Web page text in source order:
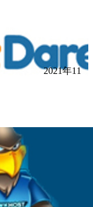
2021年11